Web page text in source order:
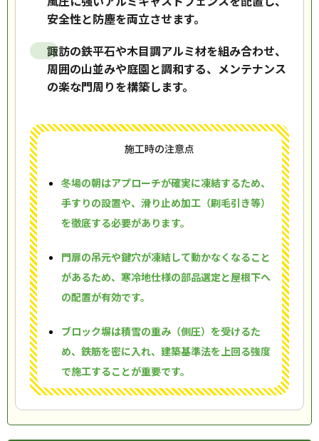
安全性と防塵を両立させます。
諏訪の鉄平石や木目調アルミ材を組み合わせ、
周囲の山並みや庭園と調和する、メンテナンス
の楽な門周りを構築します。
施工時の注意点
冬場の朝はアプローチが確実に凍結するため、
手すりの設置や、滑り止め加工（刷毛引き等）
を徹底する必要があります。
門扉の吊元や鍵穴が凍結して動かなくなること
があるため、寒冷地仕様の部品選定と屋根下へ
の配置が有効です。
ブロック塀は積雪の重み（側圧）を受けるた
め、鉄筋を密に入れ、建築基準法を上回る強度
で施工することが重要です。